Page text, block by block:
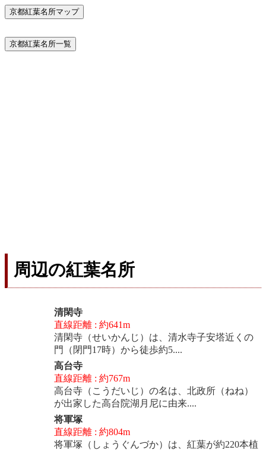
京都紅葉名所マップ
京都紅葉名所一覧
周辺の紅葉名所
清閑寺
直線距離 : 約641m
清閑寺（せいかんじ）は、清水寺子安塔近くの
門（閉門17時）から徒歩約5....
高台寺
直線距離 : 約767m
高台寺（こうだいじ）の名は、北政所（ねね）
が出家した高台院湖月尼に由来....
将軍塚
直線距離 : 約804m
将軍塚（しょうぐんづか）は、紅葉が約220本植